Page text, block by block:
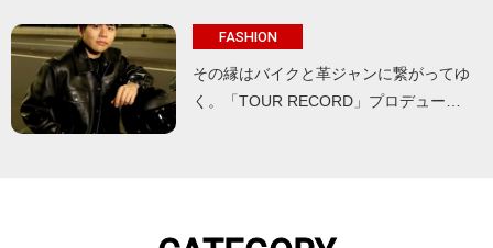
FASHION
その縁はバイクと革ジャンに繋がってゆ
く。「TOUR RECORD」プロデュー…